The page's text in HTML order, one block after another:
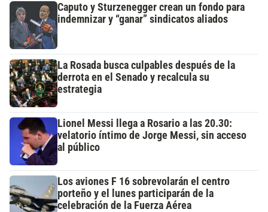
Caputo y Sturzenegger crean un fondo para
indemnizar y “ganar” sindicatos aliados
La Rosada busca culpables después de la
derrota en el Senado y recalcula su
estrategia
Lionel Messi llega a Rosario a las 20.30:
velatorio íntimo de Jorge Messi, sin acceso
al público
Los aviones F 16 sobrevolarán el centro
porteño y el lunes participarán de la
celebración de la Fuerza Aérea